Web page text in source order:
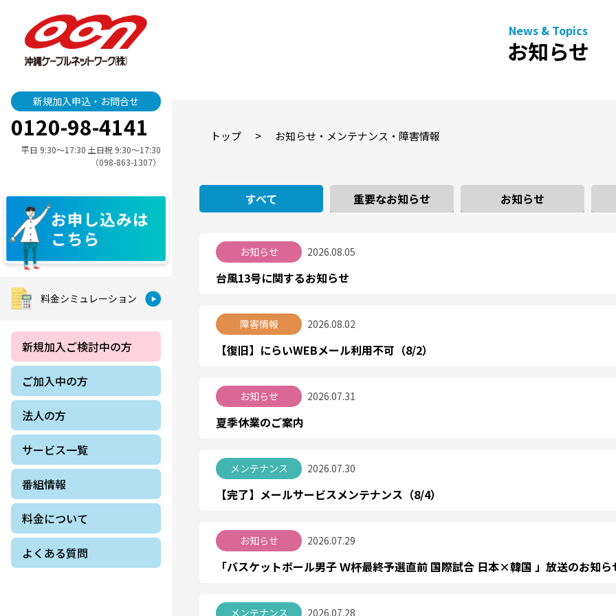
新規加入申込・お問合せ
0120-98-4141
平日 9:30〜17:30 土日祝 9:30〜17:30
（098-863-1307）
料金シミュレーション
新規加入ご検討中の方
ご加入中の方
法人の方
サービス一覧
番組情報
料金について
よくある質問
お知らせ
トップ > お知らせ・メンテナンス・障害情報
すべて 重要なお知らせ お知らせ
お知らせ 2026.08.05
台風13号に関するお知らせ
障害情報 2026.08.02
【復旧】にらいWEBメール利用不可（8/2）
お知らせ 2026.07.31
夏季休業のご案内
メンテナンス 2026.07.30
【完了】メールサービスメンテナンス（8/4）
お知らせ 2026.07.29
「バスケットボール男子 Ｗ杯最終予選直前 国際試合 日本×韓国 」放送のお知ら
メンテナンス 2026.07.28